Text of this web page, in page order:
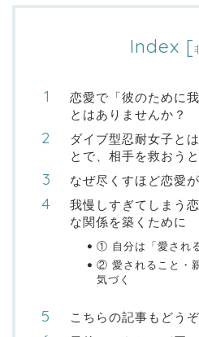
Index [
恋愛で「彼のために
とはありませんか？
ダイブ型忍耐女子と
とで、相手を救おう
なぜ尽くすほど恋愛
我慢しすぎてしまう
な関係を築くために
① 自分は「愛され
② 愛されること・
気づく
こちらの記事もどうぞ